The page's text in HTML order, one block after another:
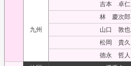
九州
吉本 卓仁
林 慶次郎
山口 敦也
松岡 貴久
徳永 哲人